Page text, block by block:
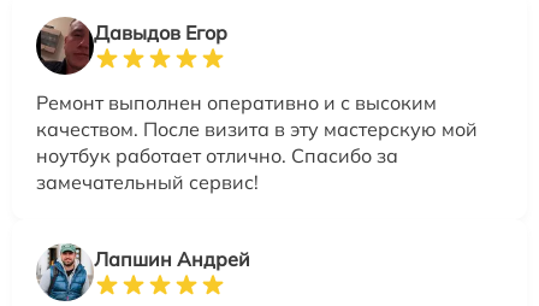
Давыдов Егор
Ремонт выполнен оперативно и с высоким
качеством. После визита в эту мастерскую мой
ноутбук работает отлично. Спасибо за
замечательный сервис!
Лапшин Андрей